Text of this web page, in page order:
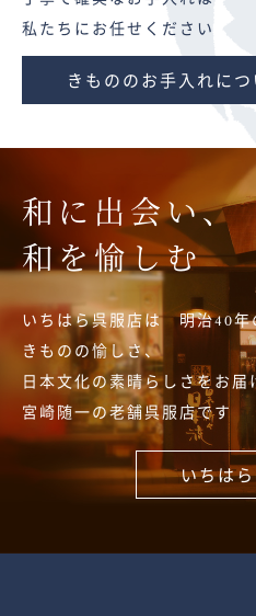
私たちにお任せください
きもののお手入れにつ
和に出会い、
和を愉しむ
いちはら呉服店は 明治40年
きものの愉しさ、
日本文化の素晴らしさをお届
宮崎随一の老舗呉服店です
いちは